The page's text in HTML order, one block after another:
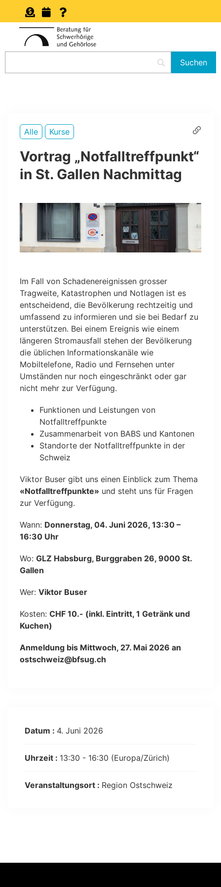
Alle Kurse
Vortrag „Notfalltreffpunkt“
in St. Gallen Nachmittag
Im Fall von Schadenereignissen grosser
Tragweite, Katastrophen und Notlagen ist es
entscheidend, die Bevölkerung rechtzeitig und
umfassend zu informieren und sie bei Bedarf zu
unterstützen. Bei einem Ereignis wie einem
längeren Stromausfall stehen der Bevölkerung
die üblichen Informationskanäle wie
Mobiltelefone, Radio und Fernsehen unter
Umständen nur noch eingeschränkt oder gar
nicht mehr zur Verfügung.
Funktionen und Leistungen von
Notfalltreffpunkte
Zusammenarbeit von BABS und Kantonen
Standorte der Notfalltreffpunkte in der
Schweiz
Viktor Buser gibt uns einen Einblick zum Thema
«Notfalltreffpunkte» und steht uns für Fragen
zur Verfügung.
Wann: Donnerstag, 04. Juni 2026, 13:30 –
16:30 Uhr
Wo: GLZ Habsburg, Burggraben 26, 9000 St.
Gallen
Wer: Viktor Buser
Kosten: CHF 10.- (inkl. Eintritt, 1 Getränk und
Kuchen)
Anmeldung bis Mittwoch, 27. Mai 2026 an
ostschweiz@bfsug.ch
Datum : 4. Juni 2026
Uhrzeit : 13:30 - 16:30 (Europa/Zürich)
Veranstaltungsort : Region Ostschweiz